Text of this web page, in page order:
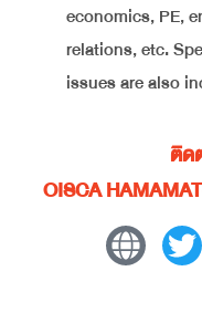
economics, PE,
relations, etc.
issues are also
ติด
OISCA